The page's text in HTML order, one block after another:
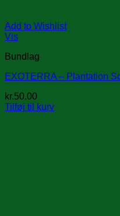
Add to Wishlist
Vis
Bundlag
EXOTERRA – Plantation
kr.50.00
Tilføj til kurv